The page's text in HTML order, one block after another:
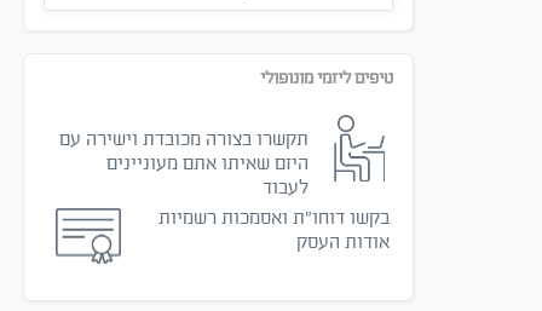
טיפים ליזמי מונופולי
תקשרו בצורה מכובדת וישירה עם
היזם שאיתו אתם מעוניינים
לעבוד
בקשו דוחו״ת ואסמכות רשמיות
אודות העסק